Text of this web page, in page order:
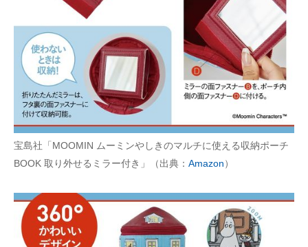
宝島社「MOOMIN ムーミンやしきのマルチに使える収納ポーチ
BOOK 取り外せるミラー付き」（出典： Amazon）